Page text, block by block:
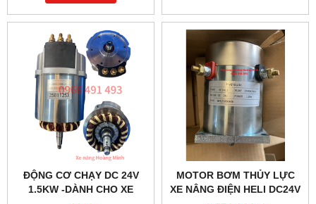
ĐỘNG CƠ CHẠY DC 24V
1.5KW -DÀNH CHO XE
MOTOR BƠM THỦY LỰC
XE NÂNG ĐIỆN HELI DC24V